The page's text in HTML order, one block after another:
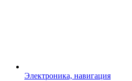
Электроника, навигация